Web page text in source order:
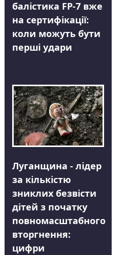
балістика FP-7 вже
на сертифікації:
коли можуть бути
перші удари
Луганщина - лідер
за кількістю
зниклих безвісти
дітей з початку
повномасштабного
вторгнення:
цифри